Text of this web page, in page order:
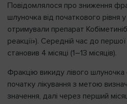
Повідомлялося про зниження
шлуночка від початкового рівня у
отримували препарат
реакції»). Середній час до
становив 4 місяці (1–13 місяців).
Фракцію викиду лівого шлуночка
початку лікування з метою
значення, далі через перший